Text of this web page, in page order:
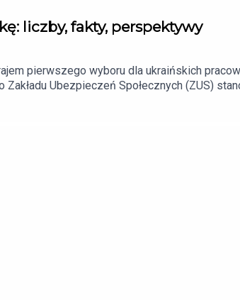
liczby, fakty, perspektywy
pierwszego wyboru dla ukraińskich
Ubezpieczeń Społecznych (ZUS)
znaczenie ukraińskiej obecności dla polskiej